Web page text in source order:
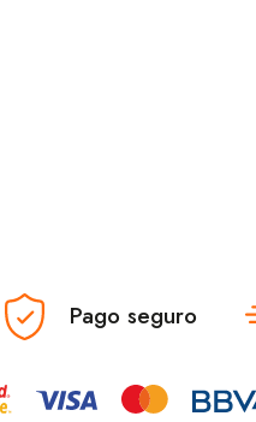
Pago seguro